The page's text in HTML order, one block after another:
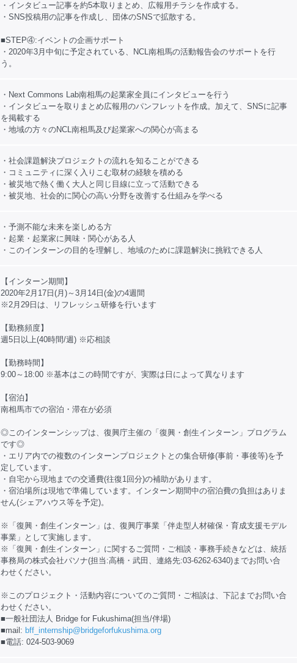
・インタビュー記事を約5本取りまとめ、広報用チラシを作成する。
・SNS投稿用の記事を作成し、団体のSNSで拡散する。
■STEP④:イベントの企画サポート
・2020年3月中旬に予定されている、NCL南相馬の活動報告会のサポートを行
う。
・Next Commons Lab南相馬の起業家全員にインタビューを行う
・インタビューを取りまとめ広報用のパンフレットを作成。加えて、SNSに記事
を掲載する
・地域の方々のNCL南相馬及び起業家への関心が高まる
・社会課題解決プロジェクトの流れを知ることができる
・コミュニティに深く入りこむ取材の経験を積める
・被災地で熱く働く大人と同じ目線に立って活動できる
・被災地、社会的に関心の高い分野を改善する仕組みを学べる
・予測不能な未来を楽しめる方
・起業・起業家に興味・関心がある人
・このインターンの目的を理解し、地域のために課題解決に挑戦できる人
【インターン期間】
2020年2月17日(月)～3月14日(金)の4週間
※2月29日は、リフレッシュ研修を行います
【勤務頻度】
週5日以上(40時間/週) ※応相談
【勤務時間】
9:00～18:00 ※基本はこの時間ですが、実際は日によって異なります
【宿泊】
南相馬市での宿泊・滞在が必須
◎このインターンシップは、復興庁主催の「復興・創生インターン」プログラム
です◎
・エリア内での複数のインターンプロジェクトとの集合研修(事前・事後等)を予
定しています。
・自宅から現地までの交通費(往復1回分)の補助があります。
・宿泊場所は現地で準備しています。インターン期間中の宿泊費の負担はありま
せん(シェアハウス等を予定)。
※「復興・創生インターン」は、復興庁事業「伴走型人材確保・育成支援モデル
事業」として実施します。
※「復興・創生インターン」に関するご質問・ご相談・事務手続きなどは、統括
事務局の株式会社パソナ(担当:高橋・武田、連絡先:03-6262-6340)までお問い合
わせください。
※このプロジェクト・活動内容についてのご質問・ご相談は、下記までお問い合
わせください。
■一般社団法人 Bridge for Fukushima(担当/伴場)
■mail: bff_internship@bridgeforfukushima.org
■電話: 024-503-9069